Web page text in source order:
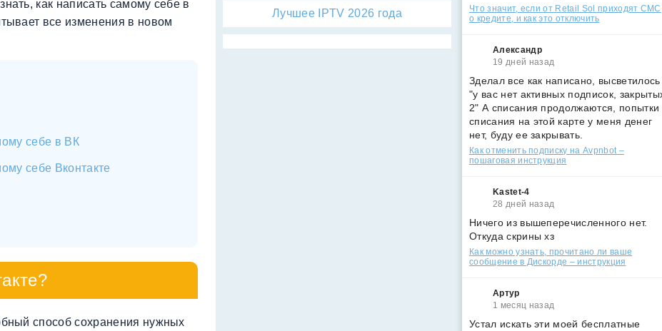
как написать самому себе в
все изменения в новом
себе в ВК
себе Вконтакте
способ сохранения нужных
Лучшее IPTV 2026 года
Что значит, если от Retail Sol приходят СМС
о кредите, и как это отключить
Александр
19 дней назад
Зделал все как написано, высветилось
"у вас нет активных подписок,
2" А списания продолжаются, попытки
списания на этой карте у меня денег
нет, буду ее закрывать.
Как отменить подписку на Avpnbot –
пошаговая инструкция
Kastet-4
28 дней назад
Ничего из вышеперечисленного нет.
Откуда скрины хз
Как можно узнать, прочитано ли ваше
сообщение в Дискорде – инструкция
Артур
1 месяц назад
Устал искать эти моей бесплатные